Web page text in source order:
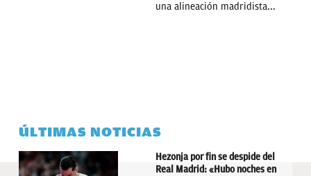
una alineación madridista...
ÚLTIMAS NOTICIAS
Hezonja por fin se despide del
Real Madrid: «Hubo noches en